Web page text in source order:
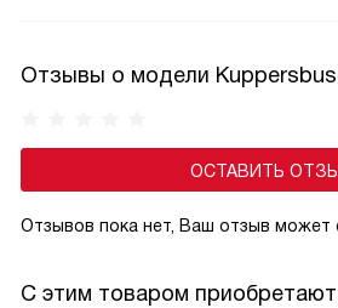
продуктам, подходящий для любой
Отзывы о модели
ОСТАВИТЬ
Отзывов пока нет, Ваш отзыв может
С этим товаром приобретают